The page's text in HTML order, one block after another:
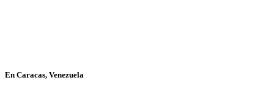
En Caracas, Venezuela